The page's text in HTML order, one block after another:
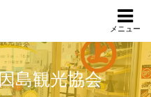
メニュー
島観光協会